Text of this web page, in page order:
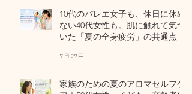
10代のバレエ女子も、休日に休め
ない40代女性も。肌に触れて気づ
いた「夏の全身疲労」の共通点
7月27日
家族のための夏のアロマセルフケ